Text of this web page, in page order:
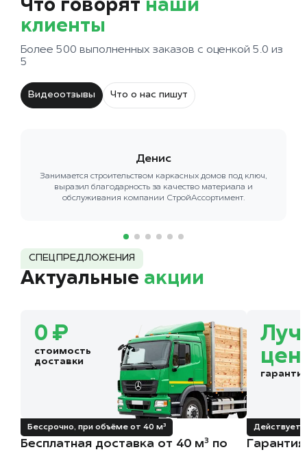
Что говорят наши
клиенты
Более 500 выполненных заказов с оценкой 5.0 из
5
Видеоотзывы Что о нас пишут
Денис
Занимается строительством каркасных домов под ключ,
выразил благодарность за качество материала и
обслуживания компании СтройАссортимент.
СПЕЦПРЕДЛОЖЕНИЯ
Актуальные акции
0 ₽
стоимость
доставки
Бессрочно, при объёме от 40 м³
Бесплатная доставка от 40 м³ по
Действует